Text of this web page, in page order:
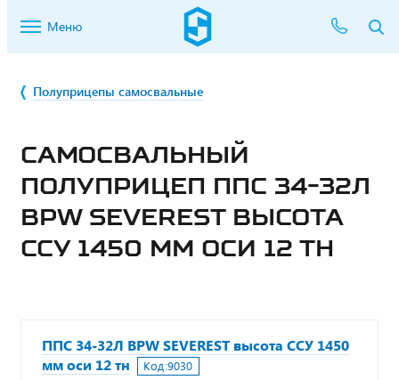
Меню
Полуприцепы самосвальные
САМОСВАЛЬНЫЙ
ПОЛУПРИЦЕП ППС 34-32Л
BPW SEVEREST ВЫСОТА
ССУ 1450 ММ ОСИ 12 ТН
ППС 34-32Л BPW SEVEREST высота ССУ 1450
мм оси 12 тн
Код:9030